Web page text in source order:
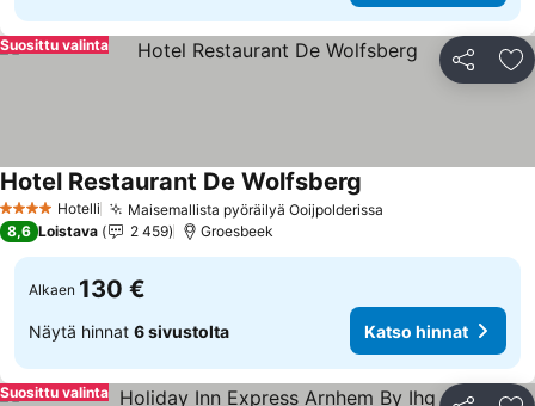
Jaa
Suosittu valinta
4 Tähtiluokitus
Hotelli Maisemallista pyöräilyä Ooijpolderissa
Hotel Restaurant De Wolfsberg
8,6 Loistava 2 459 Groesbeek
Alkaen 130 €
Näytä hinnat 6 sivustolta Katso hinnat
Suosittu valinta